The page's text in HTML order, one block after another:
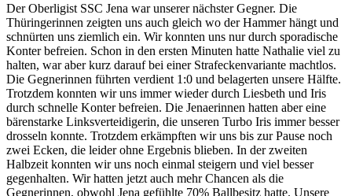
Der Oberligist SSC Jena war unserer nächster Gegner. Die
Thüringerinnen zeigten uns auch gleich wo der Hammer hängt und
schnürten uns ziemlich ein. Wir konnten uns nur durch sporadische
Konter befreien. Schon in den ersten Minuten hatte Nathalie viel zu
halten, war aber kurz darauf bei einer Strafeckenvariante machtlos.
Die Gegnerinnen führten verdient 1:0 und belagerten unsere Hälfte.
Trotzdem konnten wir uns immer wieder durch Liesbeth und Iris
durch schnelle Konter befreien. Die Jenaerinnen hatten aber eine
bärenstarke Linksverteidigerin, die unseren Turbo Iris immer besser
drosseln konnte. Trotzdem erkämpften wir uns bis zur Pause noch
zwei Ecken, die leider ohne Ergebnis blieben. In der zweiten
Halbzeit konnten wir uns noch einmal steigern und viel besser
gegenhalten. Wir hatten jetzt auch mehr Chancen als die
Gegnerinnen, obwohl Jena gefühlte 70% Ballbesitz hatte. Unsere